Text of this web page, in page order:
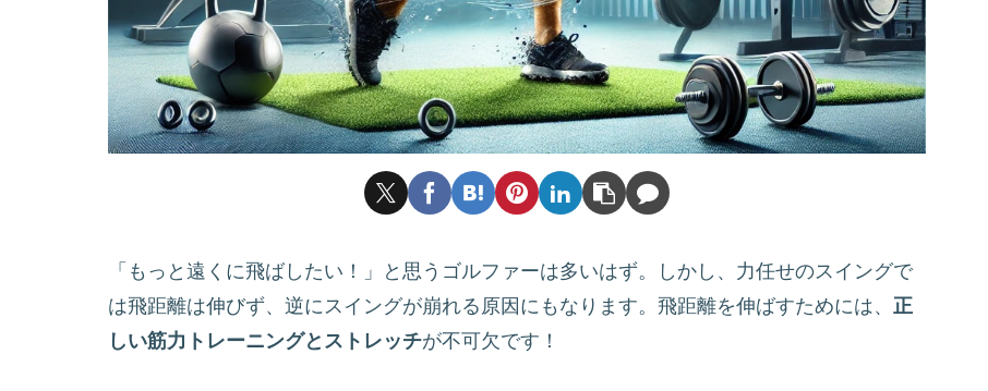
「もっと遠くに飛ばしたい！」と思うゴルファーは多いはず。しかし、力任せのスイングで
は飛距離は伸びず、逆にスイングが崩れる原因にもなります。飛距離を伸ばすためには、 正
しい筋力トレーニングとストレッチが不可欠です！